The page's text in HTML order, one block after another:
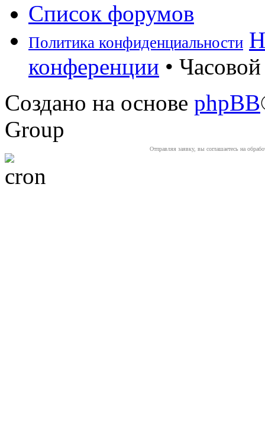
Список форумов
Политика конфиденциальности
конференции •
Создано на основе phpBB
Group
Отправляя заявку, вы соглашаетесь на